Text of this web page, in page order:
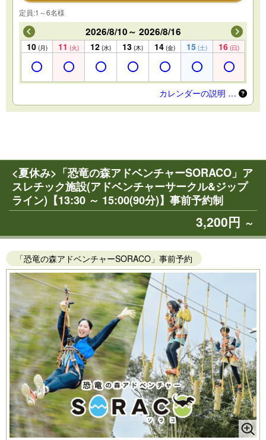
定員:1～6名様
2026/8/10～ 2026/8/16
10 (月) 11 (火) 12 (水) 13 (木) 14 (金) 15 (土) 16 (日)
カレンダーの説明 …
<夏休み>「恐竜の森アドベンチャーSORACO」ア
スレチック施設(アドベンチャーサークル&ジップ
ライン)【13:30 ～ 15:00(90分)】事前予約制
3,200円 ～
「恐竜の森アドベンチャーSORACO」事前予約